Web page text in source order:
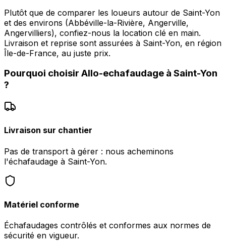
Plutôt que de comparer les loueurs autour de Saint-Yon
et des environs (Abbéville-la-Rivière, Angerville,
Angervilliers), confiez-nous la location clé en main.
Livraison et reprise sont assurées à Saint-Yon, en région
Île-de-France, au juste prix.
Pourquoi choisir Allo-echafaudage à Saint-Yon
?
Livraison sur chantier
Pas de transport à gérer : nous acheminons
l'échafaudage à Saint-Yon.
Matériel conforme
Échafaudages contrôlés et conformes aux normes de
sécurité en vigueur.